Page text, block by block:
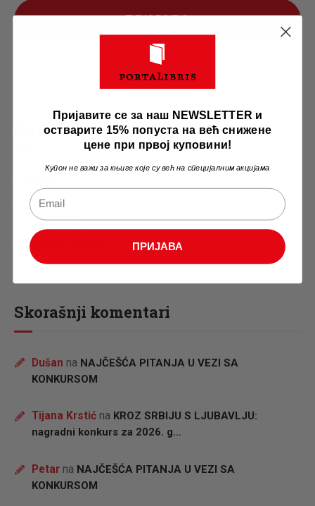
ПРИЈАВА
Kategorije
Vesti
Zanimljivosti
Književni konkurs
Skorašnji komentari
Dušan na NAJČEŠĆA PITANJA U VEZI SA
KONKURSOM
Tijana Krstićna KROZ SRBIJU S LJUBAVLJU:
nagradni konkurs za 2026. g…
Petarna NAJČEŠĆA PITANJA U VEZI SA
KONKURSOM
Пријавите се за наш NEWSLETTER и
остварите 15% попуста на већ снижене
цене при првој куповини!
Купон не важи за књиге које су већ на специјалним акцијама
ПРИЈАВА